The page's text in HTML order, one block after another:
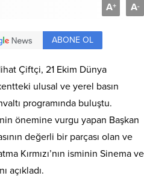
A+ A-
ABONE OL
Çiftçi, 21 Ekim Dünya
ulusal ve yerel basın
programında buluştu.
önemine vurgu yapan Başkan
değerli bir parçası olan ve
Kırmızı’nın isminin Sinema ve
açıkladı.